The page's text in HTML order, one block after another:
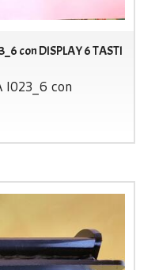
con DISPLAY 6 TASTI
I023_6 con